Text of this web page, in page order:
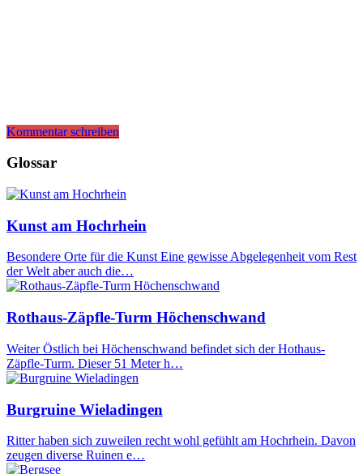
Kommentar schreiben
Glossar
Kunst am Hochrhein
Besondere Orte für die Kunst Eine gewisse Abgelegenheit vom Rest
der Welt aber auch die…
Rothaus-Zäpfle-Turm Höchenschwand
Weiter Östlich bei Höchenschwand befindet sich der Hothaus-
Zäpfle-Turm. Dieser 51 Meter h…
Burgruine Wieladingen
Ritter haben sich zuweilen recht wohl gefühlt am Hochrhein. Davon
zeugen diverse Ruinen e…